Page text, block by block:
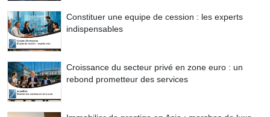
Constituer une equipe de cession : les experts
indispensables
Croissance du secteur privé en zone euro : un
rebond prometteur des services